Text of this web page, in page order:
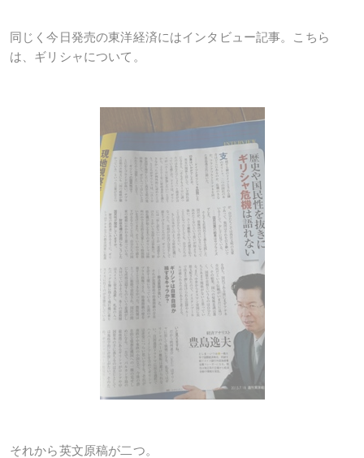
同じく今日発売の東洋経済にはインタビュー記事。こちら
は、ギリシャについて。
それから英文原稿が二つ。